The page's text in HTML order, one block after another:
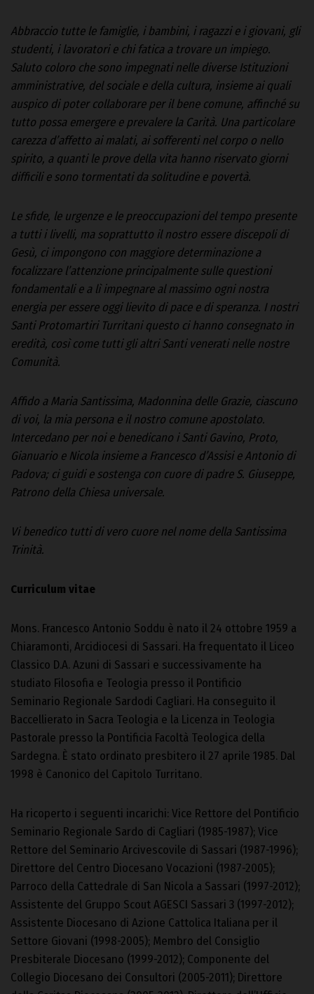
Abbraccio tutte le famiglie, i bambini, i ragazzi e i giovani, gli
studenti, i lavoratori e chi fatica a trovare un impiego.
Saluto coloro che sono impegnati nelle diverse Istituzioni
amministrative, del sociale e della cultura, insieme ai quali
auspico di poter collaborare per il bene comune, affinché su
tutto possa emergere e prevalere la Carità. Una particolare
carezza d’affetto ai malati, ai sofferenti nel corpo o nello
spirito, a quanti le prove della vita hanno riservato giorni
difficili e sono tormentati da solitudine e povertà.
Le sfide, le urgenze e le preoccupazioni del tempo presente
a tutti i livelli, ma soprattutto il nostro essere discepoli di
Gesù, ci impongono con maggiore determinazione a
focalizzare l’attenzione principalmente sulle questioni
fondamentali e a lì impegnare al massimo ogni nostra
energia per essere oggi lievito di pace e di speranza. I nostri
Santi Protomartiri Turritani questo ci hanno consegnato in
eredità, così come tutti gli altri Santi venerati nelle nostre
Comunità.
Affido a Maria Santissima, Madonnina delle Grazie, ciascuno
di voi, la mia persona e il nostro comune apostolato.
Intercedano per noi e benedicano i Santi Gavino, Proto,
Gianuario e Nicola insieme a Francesco d’Assisi e Antonio di
Padova; ci guidi e sostenga con cuore di padre S. Giuseppe,
Patrono della Chiesa universale.
Vi benedico tutti di vero cuore nel nome della Santissima
Trinità.
Curriculum vitae
Mons. Francesco Antonio Soddu è nato il 24 ottobre 1959 a
Chiaramonti, Arcidiocesi di Sassari. Ha frequentato il Liceo
Classico D.A. Azuni di Sassari e successivamente ha
studiato Filosofia e Teologia presso il Pontificio
Seminario Regionale Sardodi Cagliari. Ha conseguito il
Baccellierato in Sacra Teologia e la Licenza in Teologia
Pastorale presso la Pontificia Facoltà Teologica della
Sardegna. È stato ordinato presbitero il 27 aprile 1985. Dal
1998 è Canonico del Capitolo Turritano.
Ha ricoperto i seguenti incarichi: Vice Rettore del Pontificio
Seminario Regionale Sardo di Cagliari (1985-1987); Vice
Rettore del Seminario Arcivescovile di Sassari (1987-1996);
Direttore del Centro Diocesano Vocazioni (1987-2005);
Parroco della Cattedrale di San Nicola a Sassari (1997-2012);
Assistente del Gruppo Scout AGESCI Sassari 3 (1997-2012);
Assistente Diocesano di Azione Cattolica Italiana per il
Settore Giovani (1998-2005); Membro del Consiglio
Presbiterale Diocesano (1999-2012); Componente del
Collegio Diocesano dei Consultori (2005-2011); Direttore